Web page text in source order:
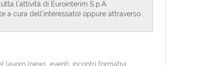
(news, eventi, incontri formativi,